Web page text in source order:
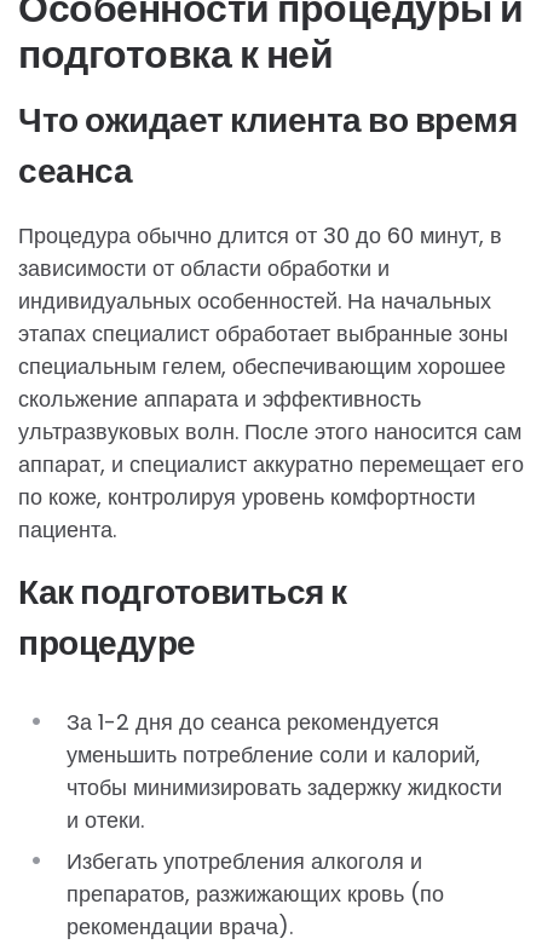
подготовка к ней
Что ожидает клиента во время
сеанса
Процедура обычно длится от 30 до 60 минут, в
зависимости от области обработки и
индивидуальных особенностей. На начальных
этапах специалист обработает выбранные зоны
специальным гелем, обеспечивающим хорошее
скольжение аппарата и эффективность
ультразвуковых волн. После этого наносится сам
аппарат, и специалист аккуратно перемещает его
по коже, контролируя уровень комфортности
пациента.
Как подготовиться к
процедуре
За 1-2 дня до сеанса рекомендуется
уменьшить потребление соли и калорий,
чтобы минимизировать задержку жидкости
и отеки.
Избегать употребления алкоголя и
препаратов, разжижающих кровь (по
рекомендации врача).